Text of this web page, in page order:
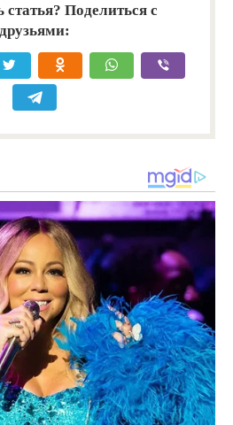
Поделиться с
друзьями: